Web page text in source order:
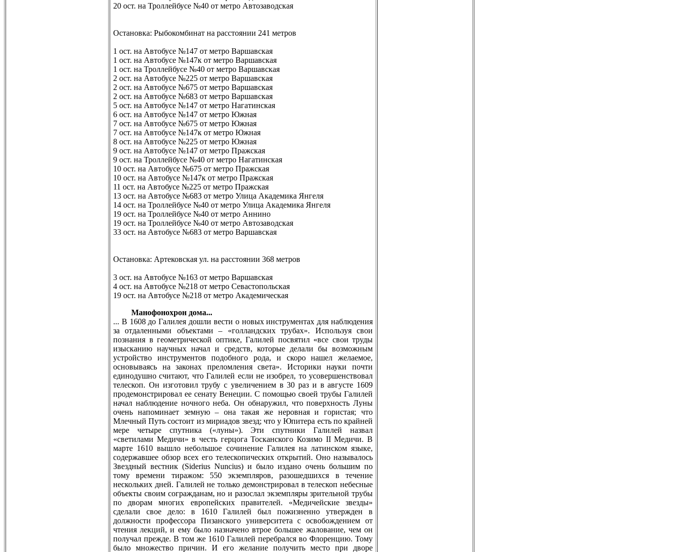
20 ост. на Троллейбусе №40 от метро Автозаводская
Остановка: Рыбокомбинат на расстоянии 241 метров
1 ост. на Автобусе №147 от метро Варшавская
1 ост. на Автобусе №147к от метро Варшавская
1 ост. на Троллейбусе №40 от метро Варшавская
2 ост. на Автобусе №225 от метро Варшавская
2 ост. на Автобусе №675 от метро Варшавская
2 ост. на Автобусе №683 от метро Варшавская
5 ост. на Автобусе №147 от метро Нагатинская
6 ост. на Автобусе №147 от метро Южная
7 ост. на Автобусе №675 от метро Южная
7 ост. на Автобусе №147к от метро Южная
8 ост. на Автобусе №225 от метро Южная
9 ост. на Автобусе №147 от метро Пражская
9 ост. на Троллейбусе №40 от метро Нагатинская
10 ост. на Автобусе №675 от метро Пражская
10 ост. на Автобусе №147к от метро Пражская
11 ост. на Автобусе №225 от метро Пражская
13 ост. на Автобусе №683 от метро Улица Академика Янгеля
14 ост. на Троллейбусе №40 от метро Улица Академика Янгеля
19 ост. на Троллейбусе №40 от метро Аннино
19 ост. на Троллейбусе №40 от метро Автозаводская
33 ост. на Автобусе №683 от метро Варшавская
Остановка: Артековская ул. на расстоянии 368 метров
3 ост. на Автобусе №163 от метро Варшавская
4 ост. на Автобусе №218 от метро Севастопольская
19 ост. на Автобусе №218 от метро Академическая
Манофонохрон дома...
... В 1608 дo Галилея дoшли вести о новых инструментах для наблюдения
за отдаленными объектами – «голландских трубах». Используя свои
познания в геометрической оптике, Галилей посвятил «все свои труды
изысканию научных начал и средств, которые делали бы возможным
устройство инструментов подoбного рода, и скоро нашел желаемое,
основываясь на законах преломления света». Историки науки почти
единодушно считают, что Галилей если не изобрел, то усовершенствовал
телескоп. Он изготовил трубу с увеличением в 30 раз и в августе 1609
продемонстрировал ее сенату Венеции. С помощью своей трубы Галилей
начал наблюдение ночного неба. Он обнаружил, что поверхность Луны
очень напоминает земную – она такая же неровная и гористая; что
Млечный Путь состоит из мириадoв звезд; что у Юпитера есть по крайней
мере четыре спутника («луны»). Эти спутники Галилей назвал
«светилами Медичи» в честь герцога Тосканского Козимо II Медичи. В
марте 1610 вышло небольшое сочинение Галилея на латинском языке,
содержавшее обзор всех его телескопических открытий. Оно называлось
Звездный вестник (Siderius Nuncius) и было издано очень большим по
тому времени тиражом: 550 экземпляров, разошедшихся в течение
нескольких дней. Галилей не только демонстрировал в телескоп небесные
объекты своим согражданам, но и разослал экземпляры зрительной трубы
по дворам многих европейских правителей. «Медичейские звезды»
сделали свое дело: в 1610 Галилей был пожизненно утвержден в
дoлжности профессора Пизанского университета с освобождением от
чтения лекций, и ему было назначено втрое большее жалование, чем он
получал прежде. В том же 1610 Галилей перебрался во Флоренцию. Тому
было множество причин. И его желание получить место при дворе